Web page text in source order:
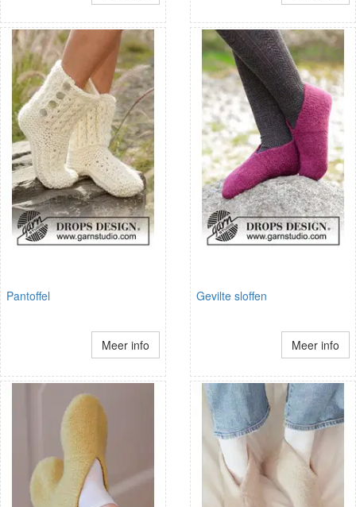
Pantoffel
Meer info
Gevilte sloffen
Meer info